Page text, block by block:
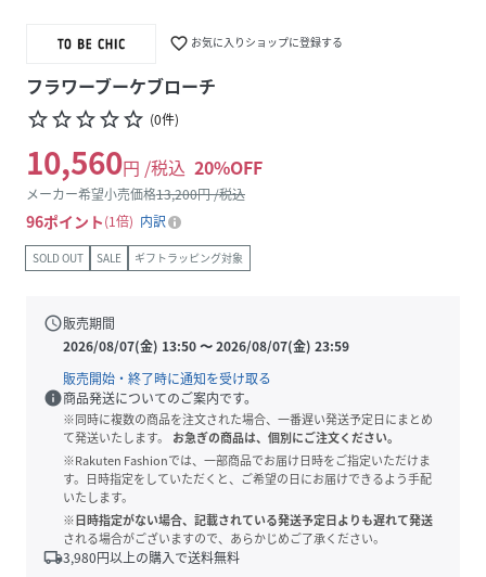
favorite_border お気に入りショップに登録する
フラワーブーケブローチ
star_borderstar_borderstar_borderstar_borderstar_border (0件)
10,560円 /税込 20%OFF
メーカー希望小売価格13,200円 /税込
96ポイント 1倍 内訳
SOLD OUT SALE ギフトラッピング対象
schedule販売期間
2026/08/07(金) 13:50〜2026/08/07(金) 23:59
販売開始・終了時に通知を受け取る
info商品発送についてのご案内です。
※同時に複数の商品を注文された場合、一番遅い発送予定日にまとめ
て発送いたします。
お急ぎの商品は、個別にご注文ください。
※Rakuten Fashionでは、一部商品でお届け日時をご指定いただけま
す。日時指定をしていただくと、ご希望の日にお届けできるよう手配
いたします。
※日時指定がない場合、記載されている発送予定日よりも遅れて発送
される場合がございますので、あらかじめご了承ください。
local_shipping3,980円以上の購入で送料無料